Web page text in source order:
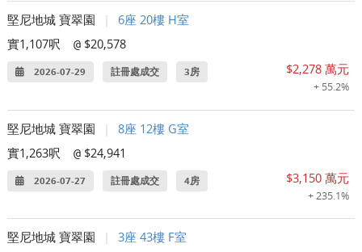
堅尼地城 寶翠園
6座 20樓 H室
實1,107呎
@ $20,578
2026-07-29 註冊處成交 3房 $2,278 萬元
+ 55.2%
堅尼地城 寶翠園
8座 12樓 G室
實1,263呎
@ $24,941
2026-07-27 註冊處成交 4房 $3,150 萬元
+ 235.1%
堅尼地城 寶翠園
3座 43樓 F室